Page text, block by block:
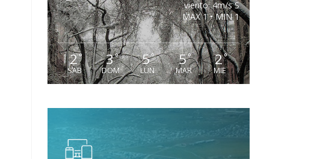
viento: 4m/s S
MAX 1 • MIN 1
2°
SAB
3°
DOM
5°
LUN
5°
MAR
2°
MIE